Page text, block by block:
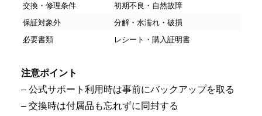
交換・修理条件
初期不良・自然故障
保証対象外
分解・水濡れ・破損
必要書類
レシート・購入証明書
注意ポイント
– 公式サポート利用時は事前にバックアップを取る
– 交換時は付属品も忘れずに同封する